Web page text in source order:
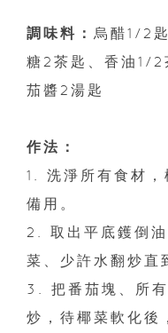
調味料： 烏醋1/2
糖2茶匙、香油1/2
茄醬2湯匙
作法：
1. 洗淨所有食材，
備用。
2. 取出平底鑊倒
菜、少許水翻炒直
3. 把番茄塊、所
炒，待椰菜軟化後